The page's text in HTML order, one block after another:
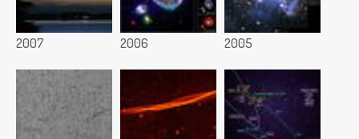
2007 2006 2005